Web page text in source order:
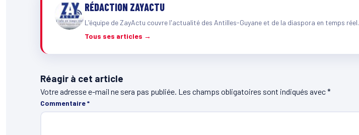
RÉDACTION ZAYACTU
L'équipe de ZayActu couvre l'actualité des Antilles-Guyane et de la diaspora en temps réel.
Tous ses articles →
Réagir à cet article
Votre adresse e-mail ne sera pas publiée. Les champs obligatoires sont indiqués avec*
Commentaire*